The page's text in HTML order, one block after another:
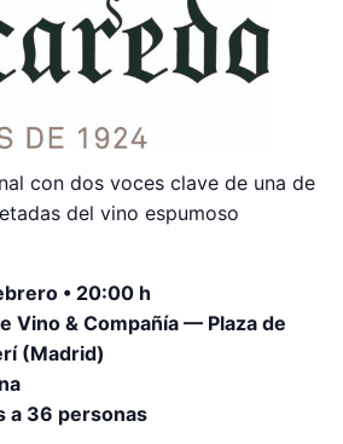
con dos voces clave de una de
del vino espumoso
• 20:00 h
Vino & Compañía — Plaza de
(Madrid)
a 36 personas